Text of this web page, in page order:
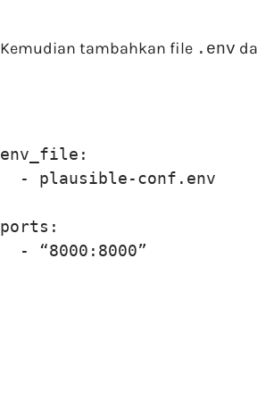
Kemudian tambahkan file .env
env_file:
- plausible-conf.env
ports:
- “8000:8000”